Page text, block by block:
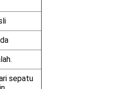
sepatu